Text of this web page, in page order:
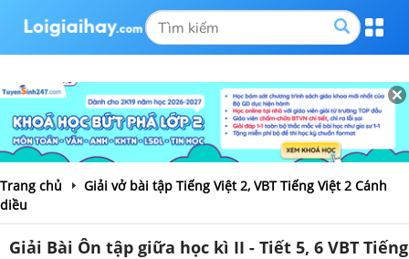
Trang chủ
Giải vở bài tập Tiếng Việt 2, VBT Tiếng Việt 2 Cánh
diều
Giải Bài Ôn tập giữa học kì II - Tiết 5, 6 VBT Tiếng